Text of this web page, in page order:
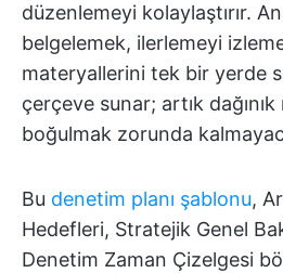
düzenlemeyi kolaylaştırır.
belgelemek, ilerlemeyi
materyallerini tek bir yerde
çerçeve sunar; artık
boğulmak zorunda
Bu denetim planı şablonu,
Hedefleri, Stratejik Genel
Denetim Zaman Çizelgesi